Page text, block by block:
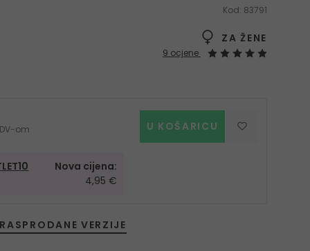
Kod: 83791
ZA ŽENE
9 ocjene
om
U KOŠARICU
Nova cijena:
4,95 €
VERZIJE